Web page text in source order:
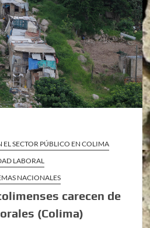
EL SECTOR PÚBLICO EN COLIMA
LABORAL
NACIONALES
carecen de
(Colima)